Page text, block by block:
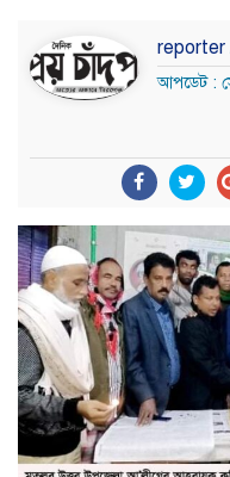
reporter
আপডেট :